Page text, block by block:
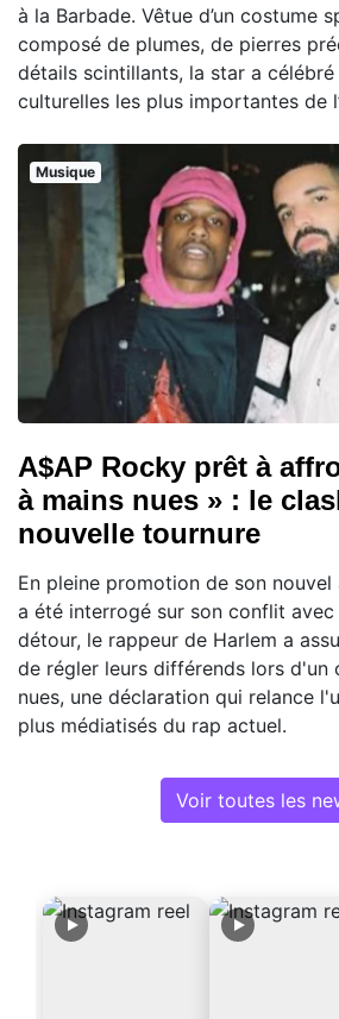
à la Barbade. Vêtue d’un costume
composé de plumes, de pierres
détails scintillants, la star a célébré
culturelles les plus importantes de
Musique
A$AP Rocky prêt à
à mains nues » : le
nouvelle tournure
En pleine promotion de son nouvel
a été interrogé sur son conflit avec
détour, le rappeur de Harlem a
de régler leurs différends lors d'un
nues, une déclaration qui relance
plus médiatisés du rap actuel.
Voir toutes les